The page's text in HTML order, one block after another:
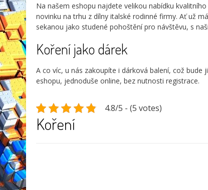
Na našem eshopu najdete velikou nabídku
novinku na trhu z dílny italské rodinné firmy. Ať už
sekanou jako studené pohoštění pro návštěvu, s
Koření jako dárek
A co víc, u nás zakoupíte i dárková balení, což
eshopu, jednoduše online, bez nutnosti registrace.
4.8/5 - (5 votes)
Koření